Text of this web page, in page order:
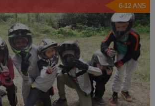
6-12 ANS